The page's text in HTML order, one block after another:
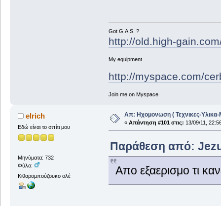
Got G.A.S. ?
http://old.high-
My equipment
http://myspace.com/
Join me on Myspace
elrich
Εδώ είναι το σπίτι μου
Μηνύματα: 732
Φύλο:
Κιθαρομπούζουκο ολέ
Απ: Ηχομονωση ( Τεχνικες-Υλικα-
« Απάντηση #101 στις: 13/09/11,
Παράθεση από:
Απο εξαερισμο τι